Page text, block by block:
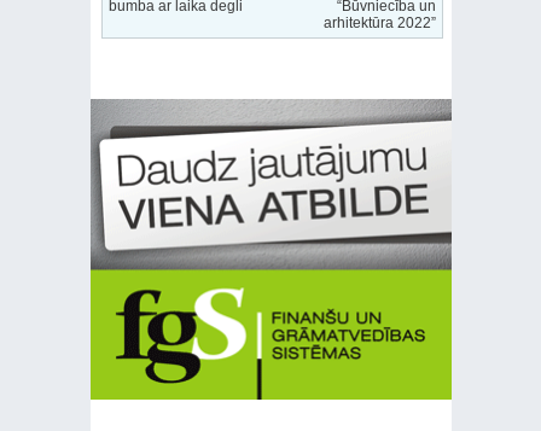
bumba ar laika degli
“Būvniecība un
arhitektūra 2022”